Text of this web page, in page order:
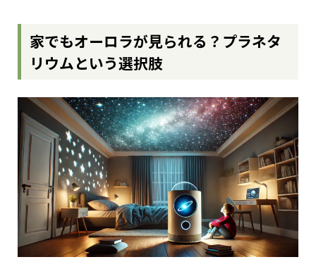
家でもオーロラが見られる？プラネタ
リウムという選択肢